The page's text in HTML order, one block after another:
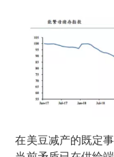
在美豆减产的既定